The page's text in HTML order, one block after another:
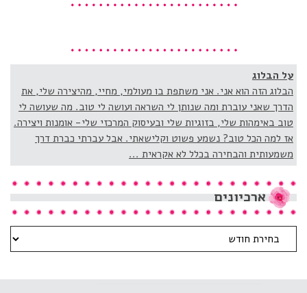
על הבלוג
הבלוג הזה הוא אני. אני משתפת בו מעולמי, מחיי, מהיצירה שלי, את
הדרך שאני עוברת ומה שנותן לי השראה ועושה לי טוב. מה שעושה לי
טוב באימהות שלי, בזוגיות שלי ובעיסוק המרכזי שלי- אומנות ויצירה.
אז למה הכל טוב? נשמע פשוט וקלישאתי. אבל עברתי כברת דרך
משמעותית והבחירה בכלל לא אקראית ...
ארכיונים